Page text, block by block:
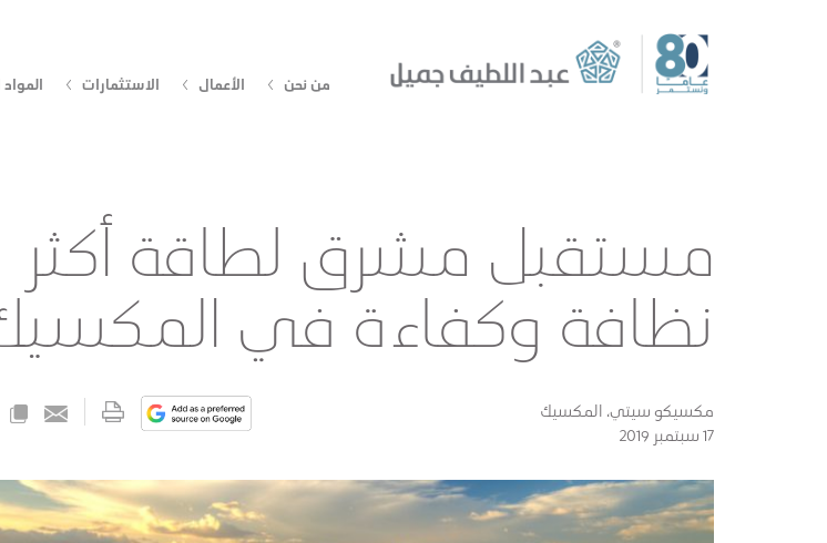
من نحن الأعمال الاستثمارات
مستقبل مشرق لطاقة أكثر
نظافة وكفاءة في
مكسيكو سيتي، المكسيك
17 سبتمبر 2019